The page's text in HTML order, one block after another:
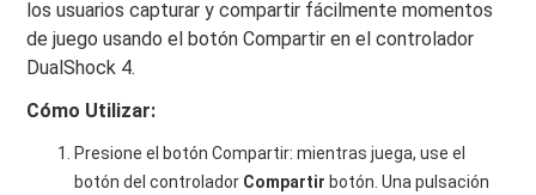
los usuarios capturar y compartir fácilmente momentos
de juego usando el botón Compartir en el controlador
DualShock 4.
Cómo Utilizar:
Presione el botón Compartir: mientras juega, use el
botón del controlador Compartir botón. Una pulsación